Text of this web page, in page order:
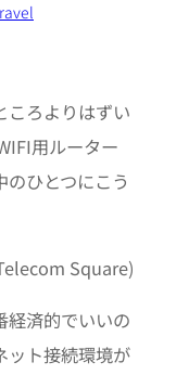
ころよりはずい
用ルーター
ひとつにこう
Square)
経済的でいいの
ット接続環境が